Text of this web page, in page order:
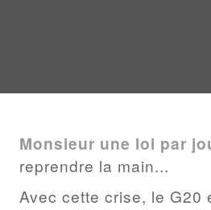
Monsieur une loi par
reprendre la main...
Avec cette crise, le G20